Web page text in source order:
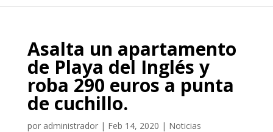
Asalta un apartamento
de Playa del Inglés y
roba 290 euros a punta
de cuchillo.
por administrador| Feb 14, 2020 | Noticias